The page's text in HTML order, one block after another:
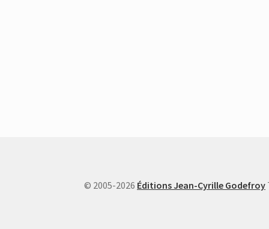
© 2005-2026 Éditions Jean-Cyrille Godefroy